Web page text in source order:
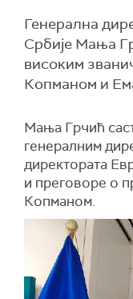
Генерална
Србије Мања
високим
Копманом и
Мања Грчић
генералним
директората
и преговоре о
Копманом.